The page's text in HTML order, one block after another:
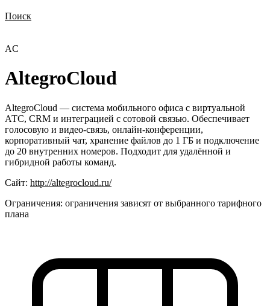
Поиск
AC
AltegroCloud
AltegroCloud — система мобильного офиса с виртуальной
АТС, CRM и интеграцией с сотовой связью. Обеспечивает
голосовую и видео-связь, онлайн-конференции,
корпоративный чат, хранение файлов до 1 ГБ и подключение
до 20 внутренних номеров. Подходит для удалённой и
гибридной работы команд.
Сайт: http://altegrocloud.ru/
Ограничения: ограничения зависят от выбранного тарифного
плана